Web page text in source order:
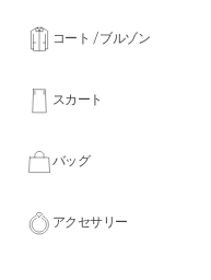
コート / ブルゾン
スカート
バッグ
アクセサリー